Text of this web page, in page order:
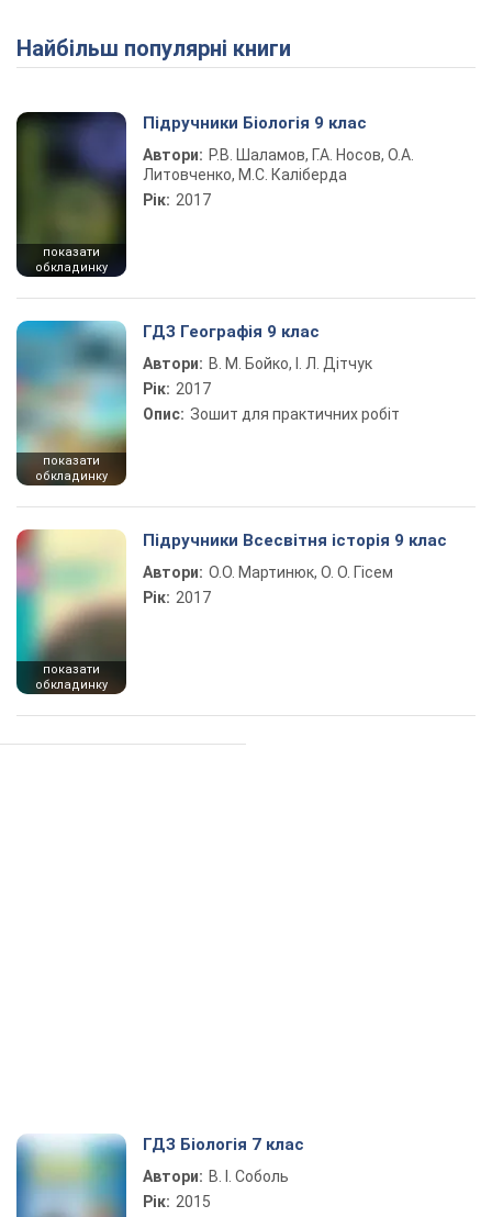
Play Video
Найбільш популярні книги
показати
обкладинку
Підручники Біологія 9 клас
Автори: Р.В. Шаламов, Г.А. Носов, О.А.
Литовченко, М.С. Каліберда
Рік: 2017
показати
обкладинку
ГДЗ Географія 9 клас
Автори: В. М. Бойко, І. Л. Дітчук
Рік: 2017
Опис: Зошит для практичних робіт
показати
обкладинку
Підручники Всесвітня історія 9 клас
Автори: О.О. Мартинюк, О. О. Гісем
Рік: 2017
ГДЗ Біологія 7 клас
Автори: В. І. Соболь
Рік: 2015